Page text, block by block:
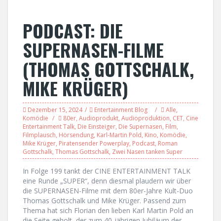
PODCAST: DIE
SUPERNASEN-FILME
(THOMAS GOTTSCHALK,
MIKE KRÜGER)
Dezember 15, 2024 Entertainment Blog Alle,
Komödie
80er, Audioprodukt, Audioproduktion, CET, Cine
Entertainment Talk, Die Einsteiger, Die Supernasen, Film,
Filmplausch, Hörsendung, Karl-Martin Pold, Kino, Komödie,
Mike Krüger, Piratensender Powerplay, Podcast, Roman
Gottschalk, Thomas Gottschalk, Zwei Nasen tanken Super
In Folge 199 tankt der CINE ENTERTAINMENT TALK
eine Runde „SUPER“, denn diesmal plaudern wir über
die SUPERNASEN-Filme mit dem 80er-Jahre Kult-Duo
Thomas Gottschalk und Mike Krüger. Passend zum
Thema hat sich Florian den lieben Karl Martin Pold an